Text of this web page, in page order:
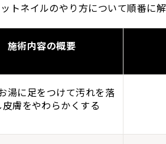
トネイルのやり方について順番に解
施術内容の概要
湯に足をつけて汚れを落
皮膚をやわらかくする